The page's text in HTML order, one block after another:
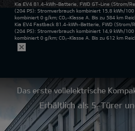
Kia EV4 81.4-kWh-Batterie, FWD GT-Line (Strom/
(204 PS): Stromverbrauch kombiniert 15,8 kWh/100
kombiniert 0 g/km; CO₂-Klasse A. Bis zu 584 km
Kia EV4 Fastback 81.4-kWh-Batterie, FWD (Strom/
(204 PS): Stromverbrauch kombiniert 14,9 kWh/100
kombiniert 0 g/km; CO₂-Klasse A. Bis zu 612 km
Das erste vollelektrische
Erhältlich als 5-Türer